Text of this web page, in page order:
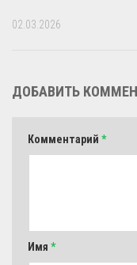
02.03.2026
ДОБАВИТЬ
Комментарий *
Имя *